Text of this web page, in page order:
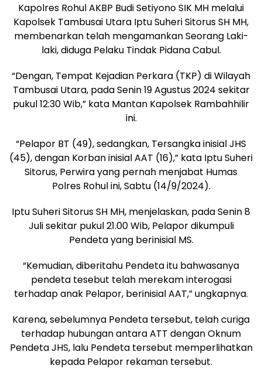
Kapolres Rohul AKBP Budi Setiyono SIK MH melalui
Kapolsek Tambusai Utara Iptu Suheri Sitorus SH MH,
membenarkan telah mengamankan Seorang Laki-
laki, diduga Pelaku Tindak Pidana Cabul.
“Dengan, Tempat Kejadian Perkara (TKP) di Wilayah
Tambusai Utara, pada Senin 19 Agustus 2024 sekitar
pukul 12:30 Wib,” kata Mantan Kapolsek Rambahhilir
ini.
“Pelapor BT (49), sedangkan, Tersangka inisial JHS
(45), dengan Korban inisial AAT (16),” kata Iptu Suheri
Sitorus, Perwira yang pernah menjabat Humas
Polres Rohul ini, Sabtu (14/9/2024).
Iptu Suheri Sitorus SH MH, menjelaskan, pada Senin 8
Juli sekitar pukul 21.00 Wib, Pelapor dikumpuli
Pendeta yang berinisial MS.
“Kemudian, diberitahu Pendeta itu bahwasanya
pendeta tesebut telah merekam interogasi
terhadap anak Pelapor, berinisial AAT,” ungkapnya.
Karena, sebelumnya Pendeta tersebut, telah curiga
terhadap hubungan antara ATT dengan Oknum
Pendeta JHS, lalu Pendeta tersebut memperlihatkan
kepada Pelapor rekaman tersebut.